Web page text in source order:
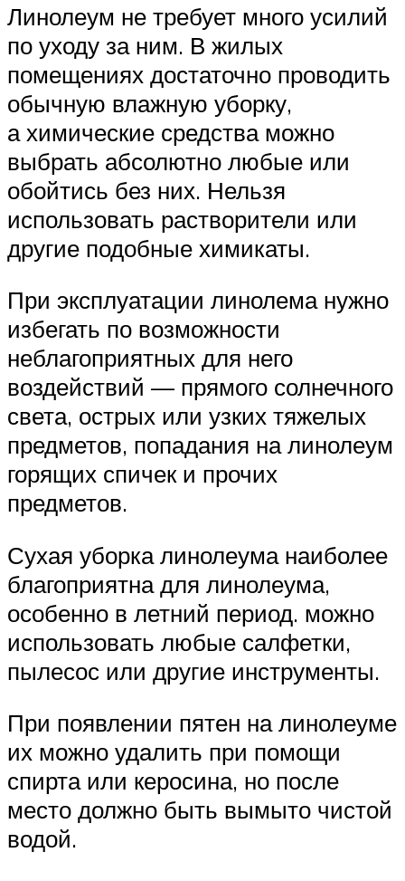
Линолеум не требует много усилий
по уходу за ним. В жилых
помещениях достаточно проводить
обычную влажную уборку,
а химические средства можно
выбрать абсолютно любые или
обойтись без них. Нельзя
использовать растворители или
другие подобные химикаты.
При эксплуатации линолема нужно
избегать по возможности
неблагоприятных для него
воздействий — прямого солнечного
света, острых или узких тяжелых
предметов, попадания на линолеум
горящих спичек и прочих
предметов.
Сухая уборка линолеума наиболее
благоприятна для линолеума,
особенно в летний период. можно
использовать любые салфетки,
пылесос или другие инструменты.
При появлении пятен на линолеуме
их можно удалить при помощи
спирта или керосина, но после
место должно быть вымыто чистой
водой.